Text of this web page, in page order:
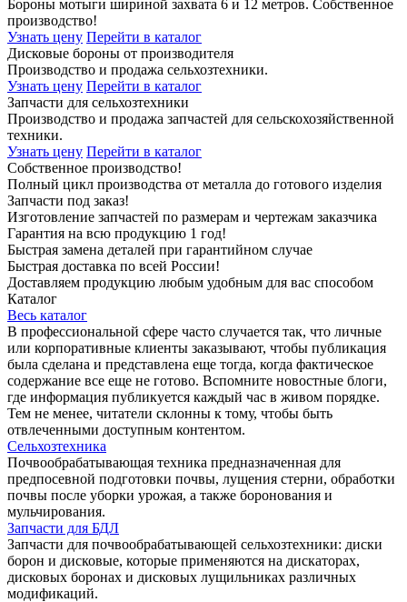
Бороны мотыги шириной захвата 6 и 12 метров. Собственное
производство!
Узнать цену Перейти в каталог
Дисковые бороны от производителя
Производство и продажа сельхозтехники.
Узнать цену Перейти в каталог
Запчасти для сельхозтехники
Производство и продажа запчастей для сельскохозяйственной
техники.
Узнать цену Перейти в каталог
Собственное производство!
Полный цикл производства от металла до готового изделия
Запчасти под заказ!
Изготовление запчастей по размерам и чертежам заказчика
Гарантия на всю продукцию 1 год!
Быстрая замена деталей при гарантийном случае
Быстрая доставка по всей России!
Доставляем продукцию любым удобным для вас способом
Каталог
Весь каталог
В профессиональной сфере часто случается так, что личные
или корпоративные клиенты заказывают, чтобы публикация
была сделана и представлена еще тогда, когда фактическое
содержание все еще не готово. Вспомните новостные блоги,
где информация публикуется каждый час в живом порядке.
Тем не менее, читатели склонны к тому, чтобы быть
отвлеченными доступным контентом.
Сельхозтехника
Почвообрабатывающая техника предназначенная для
предпосевной подготовки почвы, лущения стерни, обработки
почвы после уборки урожая, а также боронования и
мульчирования.
Запчасти для БДЛ
Запчасти для почвообрабатывающей сельхозтехники: диски
борон и дисковые, которые применяются на дискаторах,
дисковых боронах и дисковых лущильниках различных
модификаций.